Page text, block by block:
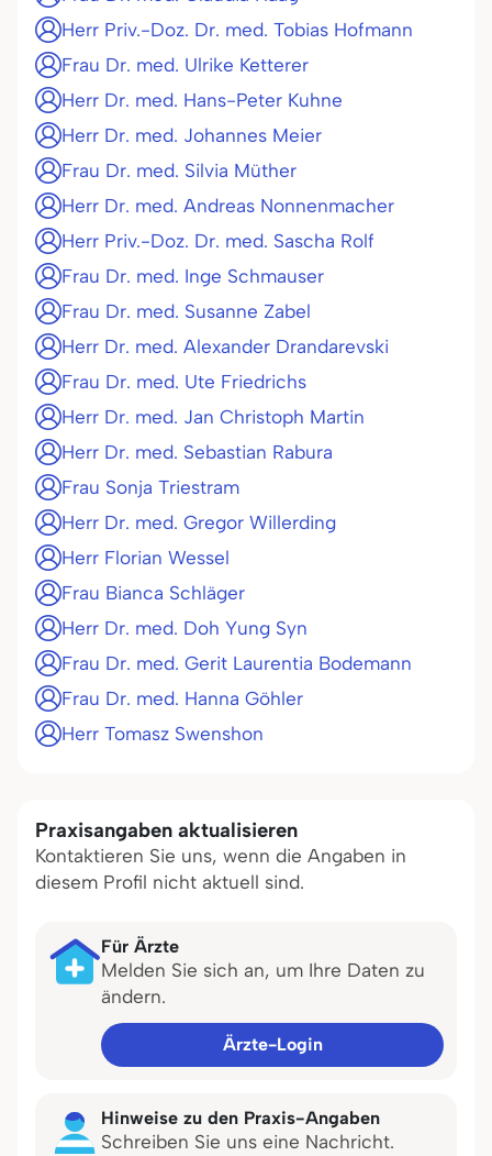
Herr Priv.-Doz. Dr. med. Tobias Hofmann
Frau Dr. med. Ulrike Ketterer
Herr Dr. med. Hans-Peter Kuhne
Herr Dr. med. Johannes Meier
Frau Dr. med. Silvia Müther
Herr Dr. med. Andreas Nonnenmacher
Herr Priv.-Doz. Dr. med. Sascha Rolf
Frau Dr. med. Inge Schmauser
Frau Dr. med. Susanne Zabel
Herr Dr. med. Alexander Drandarevski
Frau Dr. med. Ute Friedrichs
Herr Dr. med. Jan Christoph Martin
Herr Dr. med. Sebastian Rabura
Frau Sonja Triestram
Herr Dr. med. Gregor Willerding
Herr Florian Wessel
Frau Bianca Schläger
Herr Dr. med. Doh Yung Syn
Frau Dr. med. Gerit Laurentia Bodemann
Frau Dr. med. Hanna Göhler
Herr Tomasz Swenshon
Praxisangaben aktualisieren
Kontaktieren Sie uns, wenn die Angaben in
diesem Profil nicht aktuell sind.
Für Ärzte
Melden Sie sich an, um Ihre Daten zu
ändern.
Ärzte-Login
Hinweise zu den Praxis-Angaben
Schreiben Sie uns eine Nachricht.